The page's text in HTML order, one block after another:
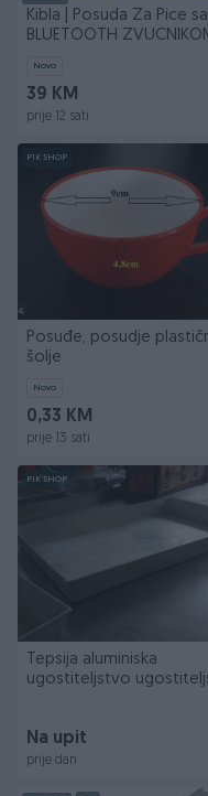
Kibla | Posuda Za Pice sa
BLUETOOTH
Novo
39 KM
prije 12 sati
PIK SHOP
Posuđe, posudje
šolje
Novo
0,33 KM
prije 13 sati
PIK SHOP
Tepsija aluminiska
ugostiteljstvo
Na upit
prije dan